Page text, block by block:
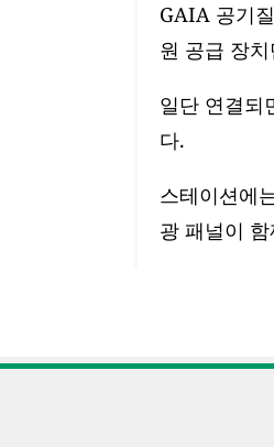
GAIA 공기
원 공급 장
일단 연결되
다.
스테이션에
광 패널이